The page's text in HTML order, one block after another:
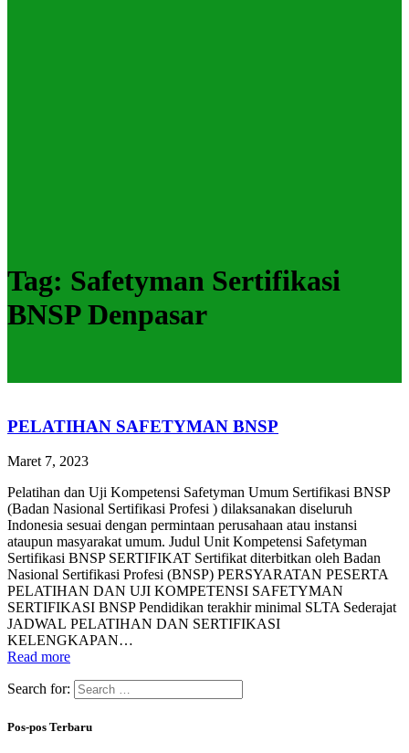
Tag: Safetyman Sertifikasi
BNSP Denpasar
PELATIHAN SAFETYMAN BNSP
Maret 7, 2023
Pelatihan dan Uji Kompetensi Safetyman Umum Sertifikasi BNSP
(Badan Nasional Sertifikasi Profesi ) dilaksanakan diseluruh
Indonesia sesuai dengan permintaan perusahaan atau instansi
ataupun masyarakat umum. Judul Unit Kompetensi Safetyman
Sertifikasi BNSP SERTIFIKAT Sertifikat diterbitkan oleh Badan
Nasional Sertifikasi Profesi (BNSP) PERSYARATAN PESERTA
PELATIHAN DAN UJI KOMPETENSI SAFETYMAN
SERTIFIKASI BNSP Pendidikan terakhir minimal SLTA Sederajat
JADWAL PELATIHAN DAN SERTIFIKASI
KELENGKAPAN…
Read more
Search for:
Pos-pos Terbaru